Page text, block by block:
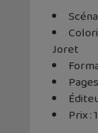
Joret
Prix :